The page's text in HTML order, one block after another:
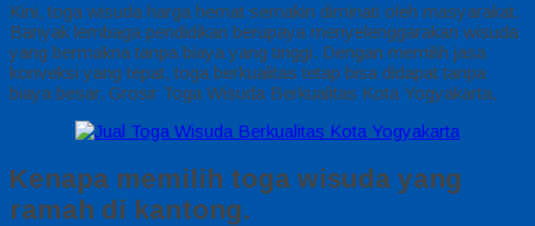
Kini, toga wisuda harga hemat semakin diminati oleh masyarakat.
Banyak lembaga pendidikan berupaya menyelenggarakan wisuda
yang bermakna tanpa biaya yang tinggi. Dengan memilih jasa
konveksi yang tepat, toga berkualitas tetap bisa didapat tanpa
biaya besar. Grosir Toga Wisuda Berkualitas Kota Yogyakarta,
Kenapa memilih toga wisuda yang
ramah di kantong.